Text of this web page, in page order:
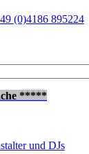
49 (0)4186 895224
*****
und DJs